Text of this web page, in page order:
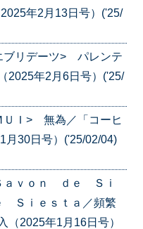
年2月13日号）('25/
ブリデーツ> パレンテ
2025年2月6日号）('25/
ＵＩ> 無為／「コーヒ
月30日号）('25/02/04)
ａｖｏｎ ｄｅ Ｓｉ
Ｓｉｅｓｔａ／頻繁
（2025年1月16日号）